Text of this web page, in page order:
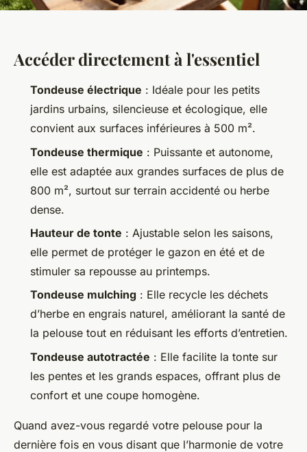
Accéder directement à l'essentiel
Tondeuse électrique : Idéale pour les petits
jardins urbains, silencieuse et écologique, elle
convient aux surfaces inférieures à 500 m².
Tondeuse thermique : Puissante et autonome,
elle est adaptée aux grandes surfaces de plus de
800 m², surtout sur terrain accidenté ou herbe
dense.
Hauteur de tonte : Ajustable selon les saisons,
elle permet de protéger le gazon en été et de
stimuler sa repousse au printemps.
Tondeuse mulching : Elle recycle les déchets
d’herbe en engrais naturel, améliorant la santé de
la pelouse tout en réduisant les efforts d’entretien.
Tondeuse autotractée : Elle facilite la tonte sur
les pentes et les grands espaces, offrant plus de
confort et une coupe homogène.
Quand avez-vous regardé votre pelouse pour la
dernière fois en vous disant que l’harmonie de votre